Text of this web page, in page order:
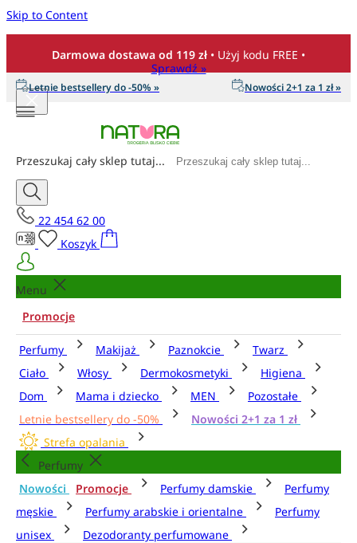
Skip to Content
Darmowa dostawa od 119 zł • Użyj kodu FREE •
Sprawdź »
Letnie bestsellery do -50% » Nowości 2+1 za 1 zł »
Przeszukaj cały sklep tutaj...
22 454 62 00
Koszyk
Menu
Promocje
Perfumy Makijaż Paznokcie
Twarz
Ciało
Włosy Dermokosmetyki
Higiena
Dom
Mama i dziecko MEN
Pozostałe
Letnie bestsellery do -50%
Nowości 2+1 za 1 zł
Strefa opalania
Perfumy
Nowości
Promocje Perfumy damskie
Perfumy
męskie
Perfumy arabskie i orientalne
Perfumy
unisex
Dezodoranty perfumowane